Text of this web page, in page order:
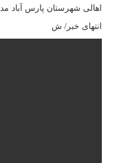
اهالی شهرستان پارس آباد
انتهای خبر/ ش